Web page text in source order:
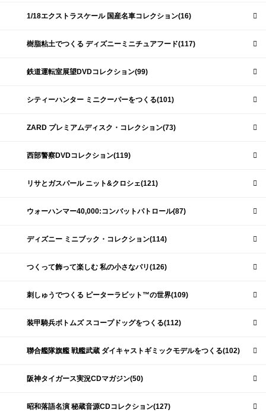
1/18エクストラスケール 国産名車コレクション(16)
樹脂粘土でつくる ディズニーミニチュアフード(117)
鉄道運転室展望DVDコレクション(99)
シティーハンター ミニクーパーをつくる(101)
ZARD プレミアムディスク・コレクション(73)
西部警察DVDコレクション(119)
リサとガスパール ニット&クロシェ(121)
ウォーハンマー40,000:コンバットパトロール(87)
ディズニー ミニブック・コレクション(114)
つくって飾って楽しむ 私の小さなパリ(126)
刺しゅうでつくる ピーターラビット™の世界(109)
装甲騎兵ボトムズ スコープドッグをつくる(112)
聯合艦隊旗艦 戦艦武蔵 ダイキャストギミックモデルをつくる(102)
阪神タイガース実況CDマガジン(50)
昭和落語名演 秘蔵音源CDコレクション(127)